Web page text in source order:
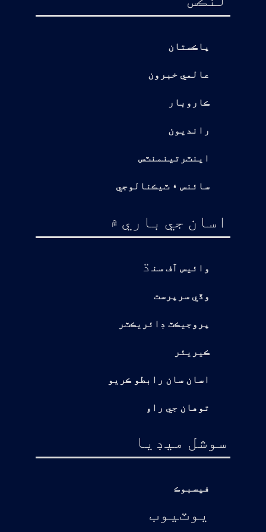
پاڪستان
عالمي خبرون
ڪاروبار
رانديون
اينٽرتينمنٽس
سائنس ۽ ٽيڪنالوجي
اسان جي باري ۾
وائيس آف سن ڌ
وڏي سرپرست
پروجيڪٽ ڊائريڪٽر
ڪيريئر
اسان سان رابطو ڪريو
توهان جي راءِ
سوشل ميڊيا
فيسبوڪ
يوٽيوب